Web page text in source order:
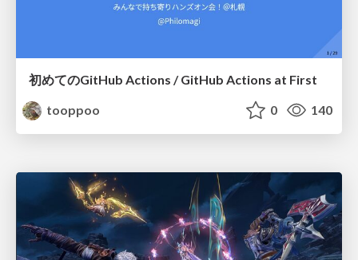
初めてのGitHub Actions / GitHub Actions at First
tooppoo
0 140